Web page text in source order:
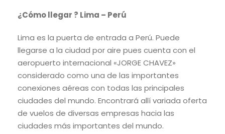
¿Cómo llegar ? Lima – Perú
Lima es la puerta de entrada a Perú. Puede
llegarse a la ciudad por aire pues cuenta con el
aeropuerto internacional «JORGE CHAVEZ»
considerado como una de las importantes
conexiones aéreas con todas las principales
ciudades del mundo. Encontrará allí variada oferta
de vuelos de diversas empresas hacia las
ciudades más importantes del mundo.